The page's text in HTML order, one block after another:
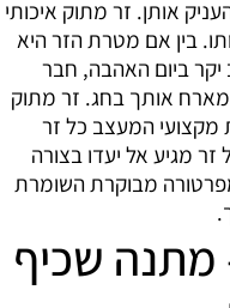
אותן. זר מתוק איכותי
בין אם מטרת הזר היא
ביום האהבה, חבר
אותך בחג. זר מתוק
מקצועי המעצב כל זר
מגיע אל יעדו בצורה
מבוקרת השומרת
שכיף